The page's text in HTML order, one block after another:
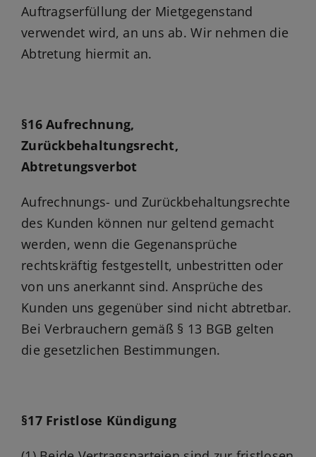
Auftragserfüllung der Mietgegenstand
verwendet wird, an uns ab. Wir nehmen die
Abtretung hiermit an.
§16 Aufrechnung,
Zurückbehaltungsrecht,
Abtretungsverbot
Aufrechnungs- und Zurückbehaltungsrechte
des Kunden können nur geltend gemacht
werden, wenn die Gegenansprüche
rechtskräftig festgestellt, unbestritten oder
von uns anerkannt sind. Ansprüche des
Kunden uns gegenüber sind nicht abtretbar.
Bei Verbrauchern gemäß § 13 BGB gelten
die gesetzlichen Bestimmungen.
§17 Fristlose Kündigung